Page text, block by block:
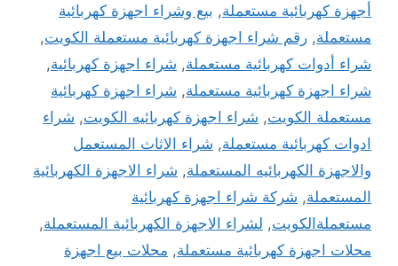
أجهزة كهربائية مستعملة, بيع وشراء اجهزة كهربائية
مستعملة, رقم شراء اجهزة كهربائية مستعملة الكويت,
شراء أدوات كهربائية مستعملة, شراء اجهزة كهربائية,
شراء اجهزة كهربائية مستعملة, شراء اجهزة كهربائية
مستعملة الكويت, شراء اجهزة كهربائيه الكويت, شراء
ادوات كهربائية مستعملة, شراء الاثاث المستعمل
والاجهزة الكهربائيه المستعملة, شراء الاجهزة الكهربائية
المستعملة, شركة شراء اجهزة كهربائية
مستعملةالكويت, لشراء الاجهزة الكهربائية المستعملة,
محلات اجهزة كهربائية مستعملة, محلات بيع اجهزة